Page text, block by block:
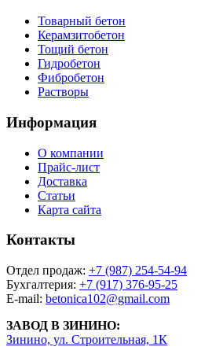
Товарный бетон
Керамзитобетон
Тощий бетон
Гидробетон
Фибробетон
Растворы
Информация
О компании
Прайс-лист
Доставка
Статьи
Карта сайта
Контакты
Отдел продаж: +7 (987) 254-54-94
Бухгалтерия: +7 (917) 376-95-25
E-mail: betonica102@gmail.com
ЗАВОД В ЗИНИНО:
Зинино, ул. Строительная, 1К